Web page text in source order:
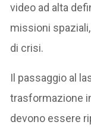
video ad alta
missioni
di crisi.
Il passaggio al
trasformazione
devono essere